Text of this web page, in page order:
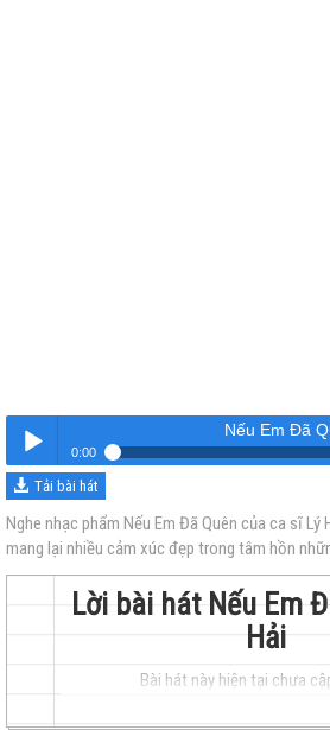
Nghe
Nếu Em Đã
0:00
Nếu Em Đã Quên
Tải bài hát
Nghe nhạc phẩm Nếu Em Đã Quên của ca sĩ Lý
mang lại nhiều cảm xúc đẹp trong tâm hồn
Lời bài hát Nếu Em
Hải
Bài hát này hiện tại chưa